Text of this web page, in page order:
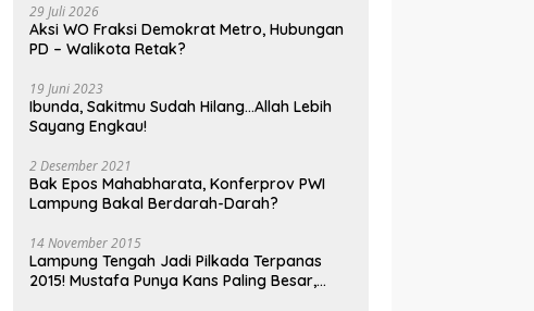
29 Juli 2026
Aksi WO Fraksi Demokrat Metro, Hubungan
PD – Walikota Retak?
19 Juni 2023
Ibunda, Sakitmu Sudah Hilang…Allah Lebih
Sayang Engkau!
2 Desember 2021
Bak Epos Mahabharata, Konferprov PWI
Lampung Bakal Berdarah-Darah?
14 November 2015
Lampung Tengah Jadi Pilkada Terpanas
2015! Mustafa Punya Kans Paling Besar,